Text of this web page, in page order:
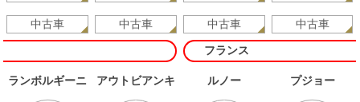
中古車 中古車 中古車 中古車
ランボルギーニ アウトビアンキ
フランス
ルノー プジョー